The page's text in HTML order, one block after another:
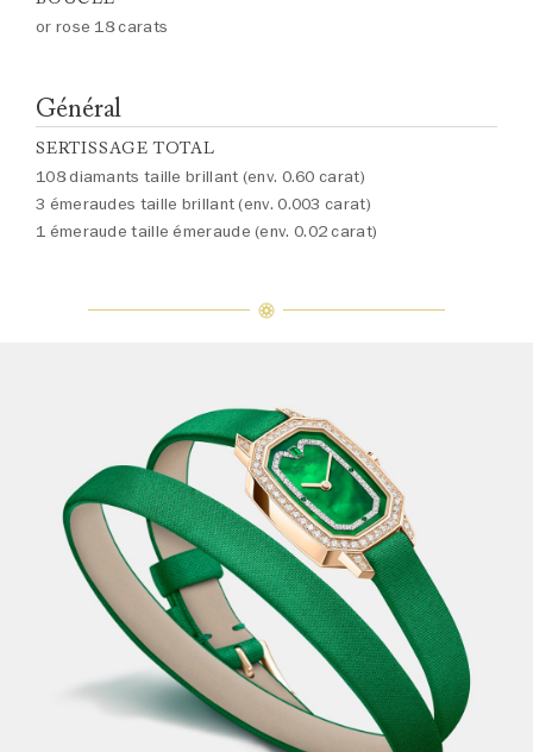
or rose 18 carats
Général
SERTISSAGE TOTAL
108 diamants taille brillant (env. 0.60 carat)
3 émeraudes taille brillant (env. 0.003 carat)
1 émeraude taille émeraude (env. 0.02 carat)